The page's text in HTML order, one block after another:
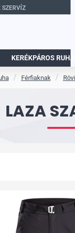
SZERVÍZ
KERÉKPÁROS RUHÁK
LAZA
Férfiaknak